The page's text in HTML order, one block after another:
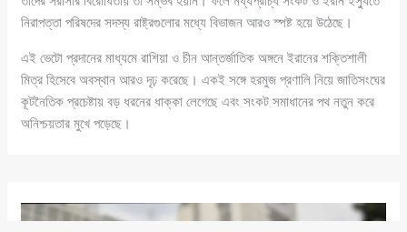
নিরাপত্তা পরিষদের সদস্য রাষ্ট্রগুলোর মধ্যে বিভাজন আরও স্পষ্ট হয়ে উঠেছে।
এই ভেটো প্রদানের মাধ্যমে রাশিয়া ও চীন আন্তর্জাতিক অঙ্গনে ইরানের শক্তিশালী
মিত্র হিসেবে অবস্থান আরও দৃঢ় করেছে। একই সঙ্গে হরমুজ প্রণালি নিয়ে জাতিসংঘের
কূটনৈতিক প্রচেষ্টায় বড় ধরনের ধাক্কা লেগেছে এবং সংকট সমাধানের পথ নতুন করে
অনিশ্চয়তার মুখে পড়েছে।